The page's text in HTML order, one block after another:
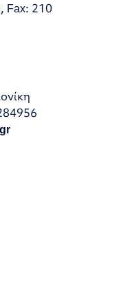
Fax: 210